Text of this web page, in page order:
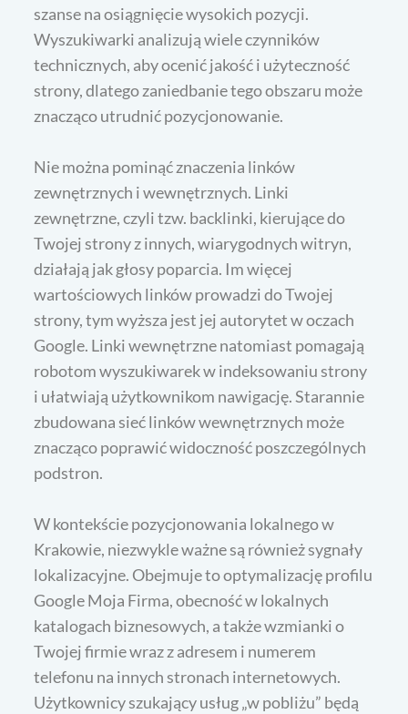
szanse na osiągnięcie wysokich pozycji.
Wyszukiwarki analizują wiele czynników
technicznych, aby ocenić jakość i użyteczność
strony, dlatego zaniedbanie tego obszaru może
znacząco utrudnić pozycjonowanie.
Nie można pominąć znaczenia linków
zewnętrznych i wewnętrznych. Linki
zewnętrzne, czyli tzw. backlinki, kierujące do
Twojej strony z innych, wiarygodnych witryn,
działają jak głosy poparcia. Im więcej
wartościowych linków prowadzi do Twojej
strony, tym wyższa jest jej autorytet w oczach
Google. Linki wewnętrzne natomiast pomagają
robotom wyszukiwarek w indeksowaniu strony
i ułatwiają użytkownikom nawigację. Starannie
zbudowana sieć linków wewnętrznych może
znacząco poprawić widoczność poszczególnych
podstron.
W kontekście pozycjonowania lokalnego w
Krakowie, niezwykle ważne są również sygnały
lokalizacyjne. Obejmuje to optymalizację profilu
Google Moja Firma, obecność w lokalnych
katalogach biznesowych, a także wzmianki o
Twojej firmie wraz z adresem i numerem
telefonu na innych stronach internetowych.
Użytkownicy szukający usług „w pobliżu” będą